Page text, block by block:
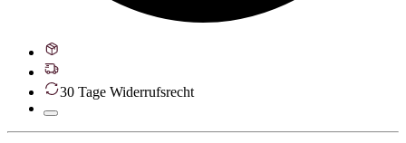
30 Tage Widerrufsrecht